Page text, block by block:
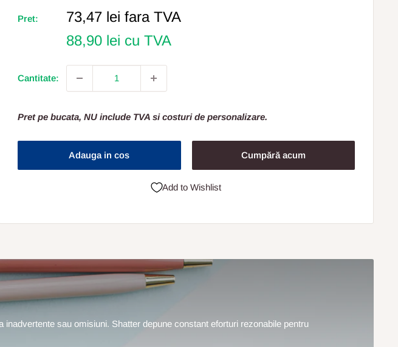
Pret:
Pret
73,47 lei fara TVA
88,90 lei cu TVA
Cantitate:
Pret pe bucata, NU include TVA si costuri de personalizare.
Adauga in cos Cumpără acum
Add to Wishlist
sau omisiuni. Shatter depune constant eforturi rezonabile pentru